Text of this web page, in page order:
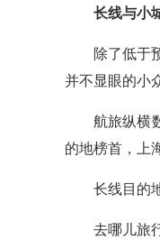
长线与小
除了低于
并不显眼的小
航旅纵横
的地榜首，上
长线目的
去哪儿旅